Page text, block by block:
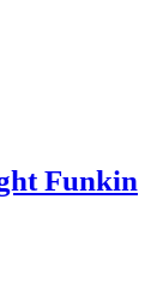
Funkin